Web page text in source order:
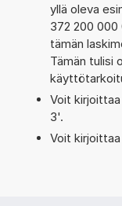
yllä oleva
372 200
tämän
Tämän tulisi
Voit
3'.
Voit